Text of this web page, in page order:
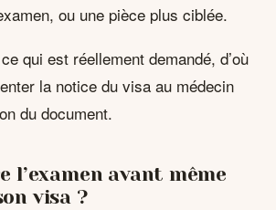
ou une pièce plus ciblée.
qui est réellement demandé, d’où
la notice du visa au médecin
du document.
l’examen avant même
visa ?